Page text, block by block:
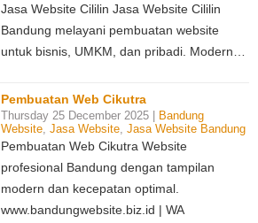
Jasa Website Cililin Jasa Website Cililin
Bandung melayani pembuatan website
untuk bisnis, UMKM, dan pribadi. Modern…
Pembuatan Web Cikutra
Thursday 25 December 2025 |
Bandung
Website, Jasa Website, Jasa Website Bandung
Pembuatan Web Cikutra Website
profesional Bandung dengan tampilan
modern dan kecepatan optimal.
www.bandungwebsite.biz.id | WA